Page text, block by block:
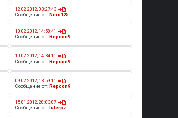
12.02.2012, 03:27:43
Сообщение от:Nero125
10.02.2012, 14:58:41
Сообщение от:Repcon9
10.02.2012, 14:34:11
Сообщение от:Repcon9
09.02.2012, 13:59:11
Сообщение от:Repcon9
15.01.2012, 20:03:07
Сообщение от:luterpz